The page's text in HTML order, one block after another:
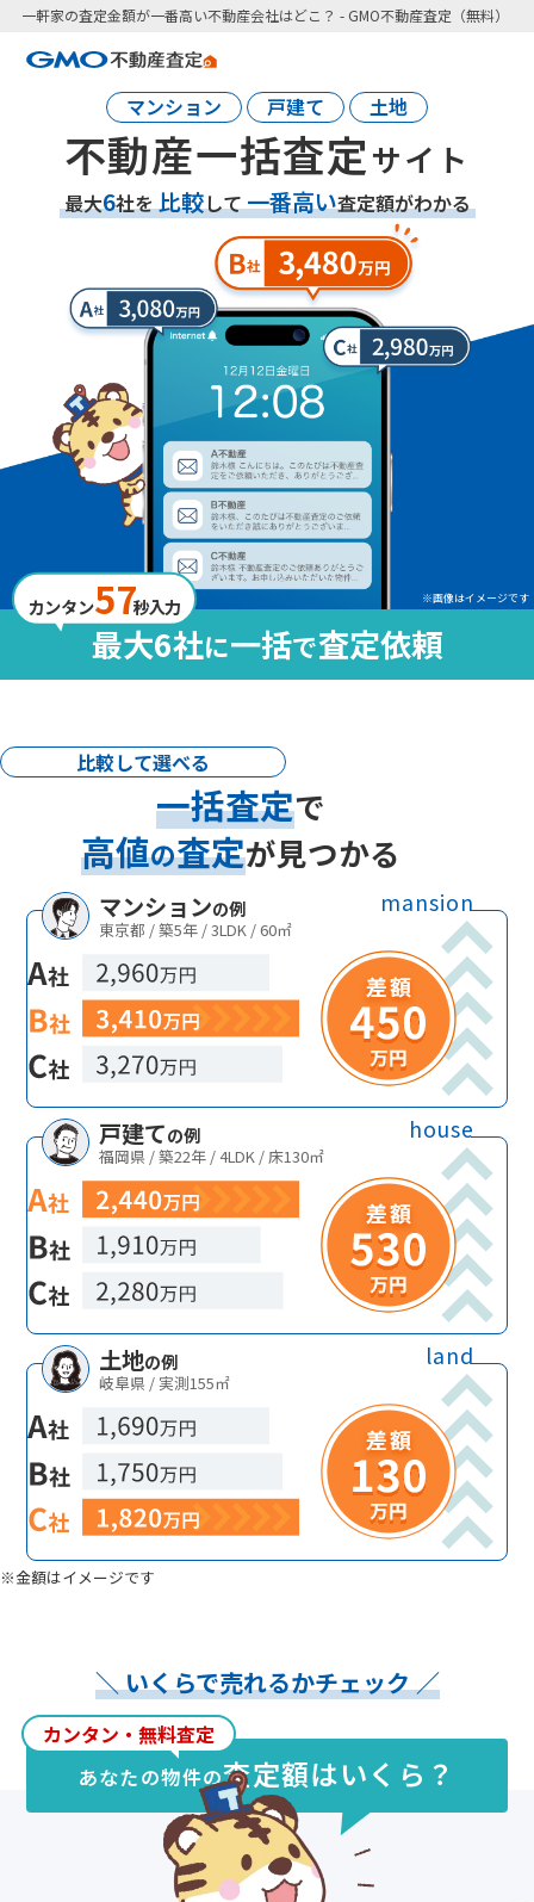
一軒家の査定金額が一番高い不動産会社はどこ？ - GMO不動産査定（無料）
マンション 戸建て 土地
不動産一括査定サイト
最大6社を比較して一番高い査定額がわかる
※画像はイメージです
カンタン57秒入力
最大6社に一括で査定依頼
比較して選べる
一括査定で
高値の査定が見つかる
mansion
マンションの例
東京都 / 築5年 / 3LDK / 60㎡
house
戸建ての例
福岡県 / 築22年 / 4LDK / 床130㎡
land
土地の例
岐阜県 / 実測155㎡
※金額はイメージです
＼ いくらで売れるかチェック ／
カンタン・無料査定
あなたの物件の査定額はいくら？